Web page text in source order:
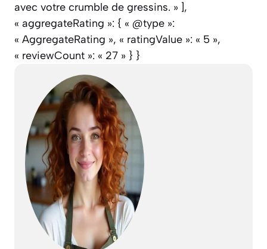
avec votre crumble de gressins. » ],
« aggregateRating »: { « @type »:
« AggregateRating », « ratingValue »: « 5 »,
« reviewCount »: « 27 » } }